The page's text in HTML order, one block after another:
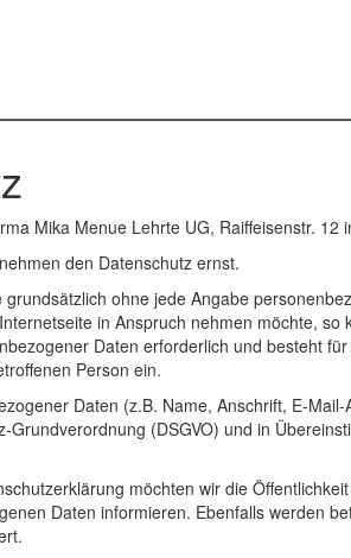
Mika Menue Lehrte UG, Raiffeisenstr. 12
den Datenschutz ernst.
ohne jede Angabe
in Anspruch nehmen möchte,
Daten erforderlich und besteht
Person ein.
Daten (z.B. Name, Anschrift, E-
Grundverordnung (DSGVO) und in
möchten wir die
Daten informieren. Ebenfalls werden